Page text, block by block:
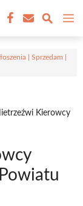
| Sprzedam |
Kierowcy